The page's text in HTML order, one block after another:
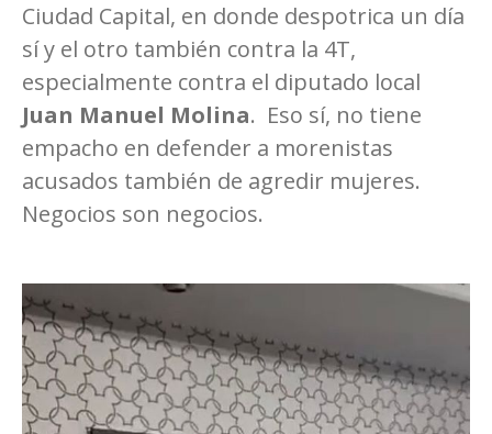
Ciudad Capital, en donde despotrica un día
sí y el otro también contra la 4T,
especialmente contra el diputado local
Juan Manuel Molina. Eso sí, no tiene
empacho en defender a morenistas
acusados también de agredir mujeres.
Negocios son negocios.